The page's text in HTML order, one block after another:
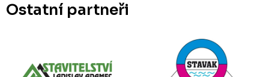
Ostatní partneři